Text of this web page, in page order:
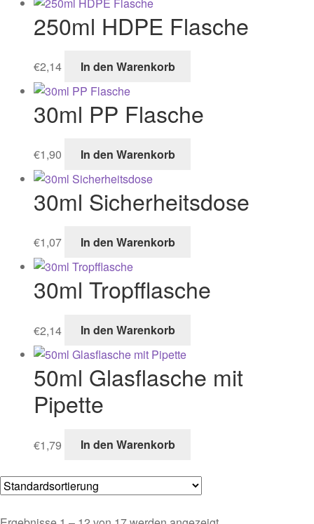
250ml HDPE Flasche
€2,14 In den Warenkorb
30ml PP Flasche
€1,90 In den Warenkorb
30ml Sicherheitsdose
€1,07 In den Warenkorb
30ml Tropfflasche
€2,14 In den Warenkorb
50ml Glasflasche mit
Pipette
€1,79 In den Warenkorb